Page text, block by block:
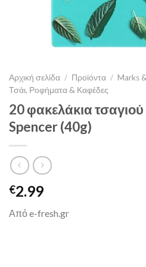
Αρχική σελίδα / Προϊόντα / Marks
Τσάι, Ροφήματα & Καφέδες
20 φακελάκια
Spencer (40g)
€2.99
Από e-fresh.gr